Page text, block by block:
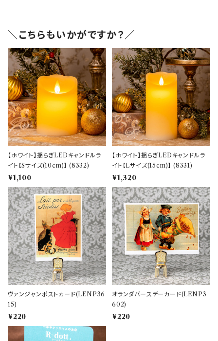
＼こちらもいかがですか？／
【ホワイト】揺らぎLEDキャンドルラ
イト【Sサイズ(10cm)】 (8332)
¥1,100
【ホワイト】揺らぎLEDキャンドルラ
イト【Lサイズ(15cm)】 (8331)
¥1,320
ヴァンジャンポストカード(LENP36
15)
¥220
オランダバースデーカード(LENP3
602)
¥220